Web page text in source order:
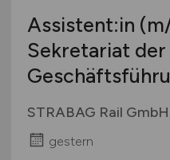
Assistent:in
Sekretariat der
STRABAG Rail
gestern